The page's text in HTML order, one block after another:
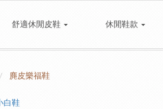
舒適休閒皮鞋 休閒鞋款
麂皮樂福鞋